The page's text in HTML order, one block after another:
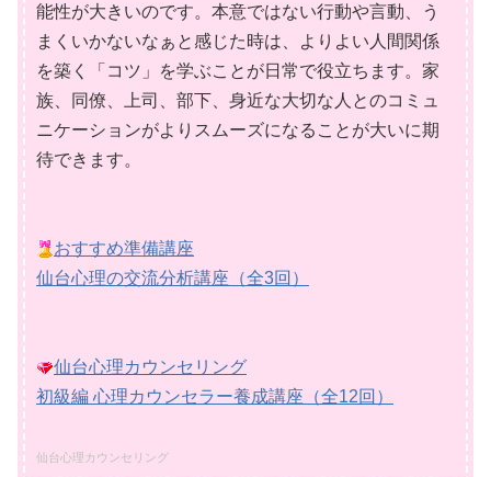
能性が大きいのです。本意ではない行動や言動、う
まくいかないなぁと感じた時は、よりよい人間関係
を築く「コツ」を学ぶことが日常で役立ちます。家
族、同僚、上司、部下、身近な大切な人とのコミュ
ニケーションがよりスムーズになることが大いに期
待できます。
おすすめ準備講座
仙台心理の交流分析講座（全3回）
仙台心理カウンセリング
初級編 心理カウンセラー養成講座（全12回）
仙台心理カウンセリング